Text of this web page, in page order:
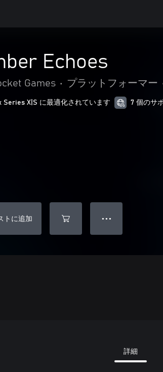
Echoes
Games • プラットフォーマー
Series X|S に最適化されています 7 個のサ
トに追加 ● ● ●
詳細